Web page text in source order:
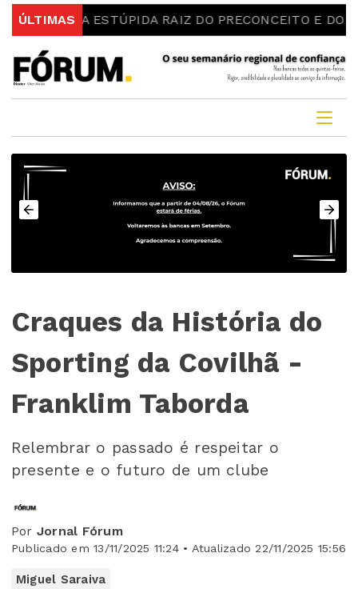
ÚLTIMAS
| A ESTÚPIDA RAIZ DO PRECONCEITO E DO
Craques da História do
Sporting da Covilhã -
Franklim Taborda
Relembrar o passado é respeitar o
presente e o futuro de um clube
Por Jornal Fórum
Publicado em 13/11/2025 11:24 • Atualizado 22/11/2025 15:56
Miguel Saraiva